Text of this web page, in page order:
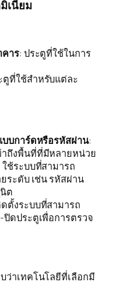
เนียม
คาร: ประตูที่ใช้ในการ
ตูที่ใช้สำหรับแต่ละ
บบการ์ดหรือรหัสผ่าน:
าถึงพื้นที่ที่มีหลายหน่วย
ใช้ระบบที่สามารถ
ระดับ เช่น รหัสผ่าน
ต
ตั้งระบบที่สามารถ
ดประตูเพื่อการตรวจ
ว่าเทคโนโลยีที่เลือกมี